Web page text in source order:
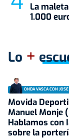
La
1.000
Lo +
ONDA VASCA CON
Movida
Manuel Monje
Hablamos con
sobre la